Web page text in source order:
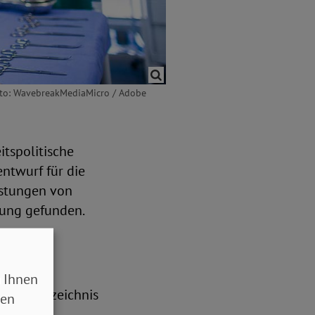
WavebreakMediaMicro / Adobe
für die
von
gefunden.
Verzeichnis